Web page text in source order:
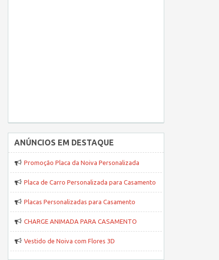
ANÚNCIOS EM DESTAQUE
Promoção Placa da Noiva Personalizada
Placa de Carro Personalizada para Casamento
Placas Personalizadas para Casamento
CHARGE ANIMADA PARA CASAMENTO
Vestido de Noiva com Flores 3D